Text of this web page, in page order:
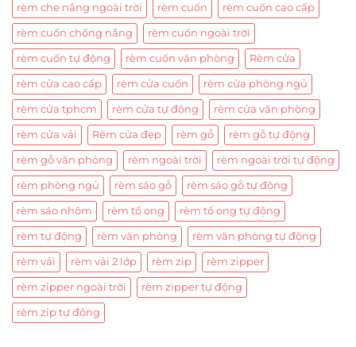
rèm che nắng ngoài trời rèm cuốn rèm cuốn cao cấp
rèm cuốn chống nắng rèm cuốn ngoài trời
rèm cuốn tự động rèm cuốn văn phòng Rèm cửa
rèm cửa cao cấp rèm cửa cuốn rèm cửa phòng ngủ
rèm cửa tphcm rèm cửa tự động rèm cửa văn phòng
rèm cửa vải Rèm cửa đẹp rèm gỗ rèm gỗ tự động
rèm gỗ văn phòng rèm ngoài trời rèm ngoài trời tự động
rèm phòng ngủ rèm sáo gỗ rèm sáo gỗ tự động
rèm sáo nhôm rèm tổ ong rèm tổ ong tự động
rèm tự động rèm văn phòng rèm văn phòng tự động
rèm vải rèm vải 2 lớp rèm zip rèm zipper
rèm zipper ngoài trời rèm zipper tự động
rèm zip tự động